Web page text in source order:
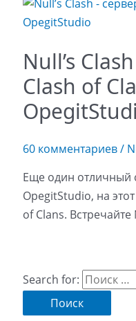
Null’s
Clash of
60 комментариев/
Еще один отличный
OpegitStudio, на
of Clans. Встречайте
Search for: